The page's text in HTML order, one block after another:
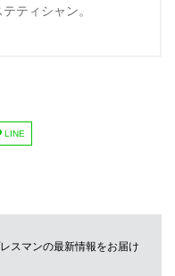
ティシャン。
LINE